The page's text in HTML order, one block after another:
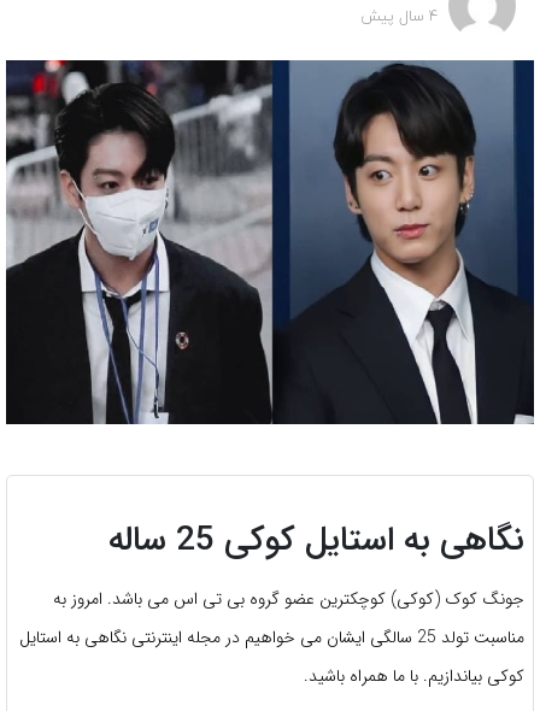
4 سال پیش
نگاهی به استایل کوکی 25 ساله
جونگ کوک (کوکی) کوچکترین عضو گروه بی تی اس می باشد. امروز به
مناسبت تولد 25 سالگی ایشان می خواهیم در مجله اینترنتی نگاهی به استایل
کوکی بیاندازیم. با ما همراه باشید.